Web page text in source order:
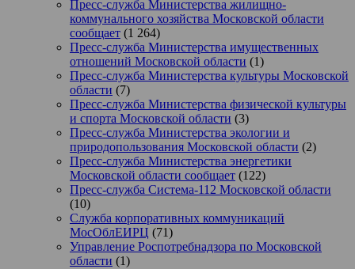
Пресс-служба Министерства жилищно-
коммунального хозяйства Московской области
сообщает (1 264)
Пресс-служба Министерства имущественных
отношений Московской области (1)
Пресс-служба Министерства культуры Московской
области (7)
Пресс-служба Министерства физической культуры
и спорта Московской области (3)
Пресс-служба Министерства экологии и
природопользования Московской области (2)
Пресс-служба Министерства энергетики
Московской области сообщает (122)
Пресс-служба Система-112 Московской области
(10)
Служба корпоративных коммуникаций
МосОблЕИРЦ (71)
Управление Роспотребнадзора по Московской
области (1)